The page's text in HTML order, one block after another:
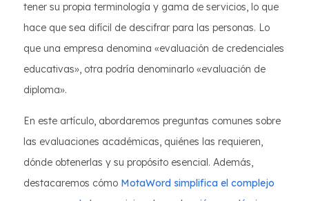
tener su propia terminología y gama de servicios, lo que
hace que sea difícil de descifrar para las personas. Lo
que una empresa denomina «evaluación de credenciales
educativas», otra podría denominarlo «evaluación de
diploma».
En este artículo, abordaremos preguntas comunes sobre
las evaluaciones académicas, quiénes las requieren,
dónde obtenerlas y su propósito esencial. Además,
destacaremos cómo MotaWord simplifica el complejo